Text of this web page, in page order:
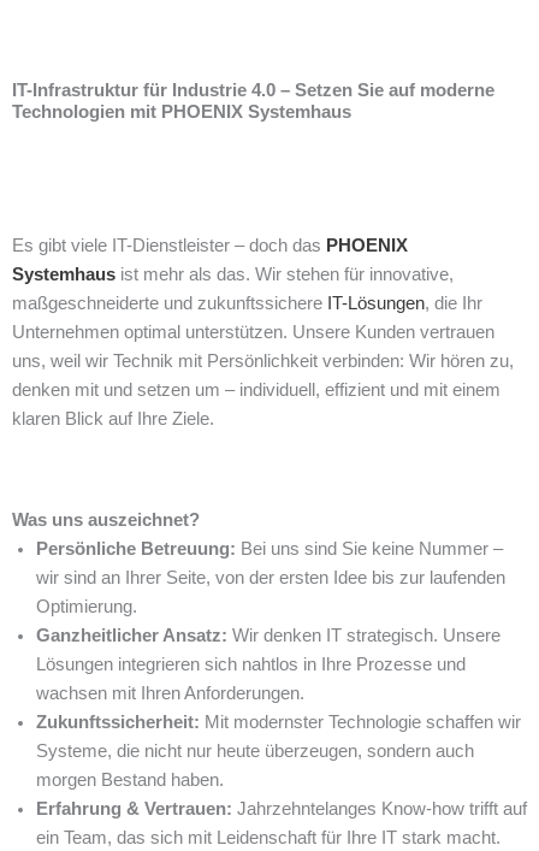
IT-Infrastruktur für Industrie 4.0 – Setzen Sie auf moderne
Technologien mit PHOENIX Systemhaus
Es gibt viele IT-Dienstleister – doch das PHOENIX
Systemhaus ist mehr als das. Wir stehen für innovative,
maßgeschneiderte und zukunftssichere IT-Lösungen, die Ihr
Unternehmen optimal unterstützen. Unsere Kunden vertrauen
uns, weil wir Technik mit Persönlichkeit verbinden: Wir hören zu,
denken mit und setzen um – individuell, effizient und mit einem
klaren Blick auf Ihre Ziele.
Was uns auszeichnet?
Persönliche Betreuung: Bei uns sind Sie keine Nummer –
wir sind an Ihrer Seite, von der ersten Idee bis zur laufenden
Optimierung.
Ganzheitlicher Ansatz: Wir denken IT strategisch. Unsere
Lösungen integrieren sich nahtlos in Ihre Prozesse und
wachsen mit Ihren Anforderungen.
Zukunftssicherheit: Mit modernster Technologie schaffen wir
Systeme, die nicht nur heute überzeugen, sondern auch
morgen Bestand haben.
Erfahrung & Vertrauen: Jahrzehntelanges Know-how trifft auf
ein Team, das sich mit Leidenschaft für Ihre IT stark macht.